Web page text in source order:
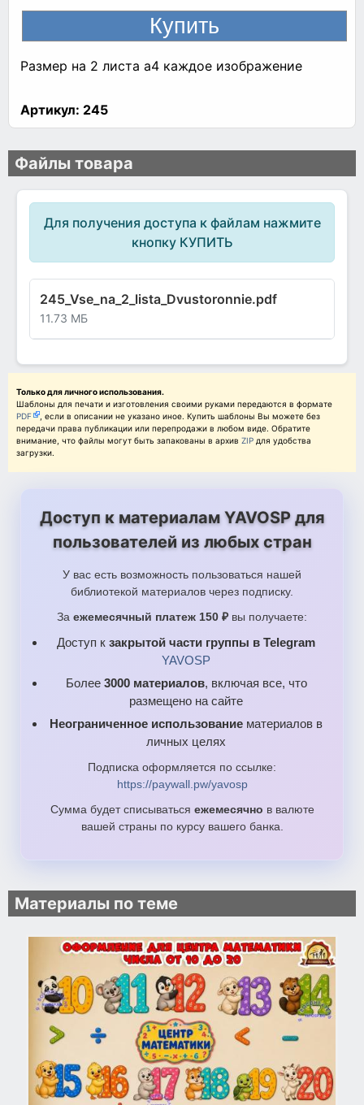
Размер на 2 листа а4 каждое изображение
Артикул: 245
Файлы товара
Для получения доступа к файлам нажмите
кнопку КУПИТЬ
245_Vse_na_2_lista_Dvustoronnie.pdf
11.73 МБ
Только для личного использования.
Шаблоны для печати и изготовления своими руками передаются в формате
PDF
, если в описании не указано иное. Купить шаблоны Вы можете без
передачи права публикации или перепродажи в любом виде. Обратите
внимание, что файлы могут быть запакованы в архив ZIP для удобства
загрузки.
Доступ к материалам YAVOSP для
пользователей из любых стран
У вас есть возможность пользоваться нашей
библиотекой материалов через подписку.
За ежемесячный платеж 150 ₽ вы получаете:
Доступ к закрытой части группы в Telegram
YAVOSP
Более 3000 материалов, включая все, что
размещено на сайте
Неограниченное использование материалов в
личных целях
Подписка оформляется по ссылке:
https://paywall.pw/yavosp
Сумма будет списываться ежемесячно в валюте
вашей страны по курсу вашего банка.
Материалы по теме